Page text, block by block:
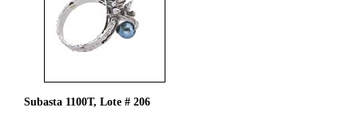
Subasta 1100T, Lote # 206